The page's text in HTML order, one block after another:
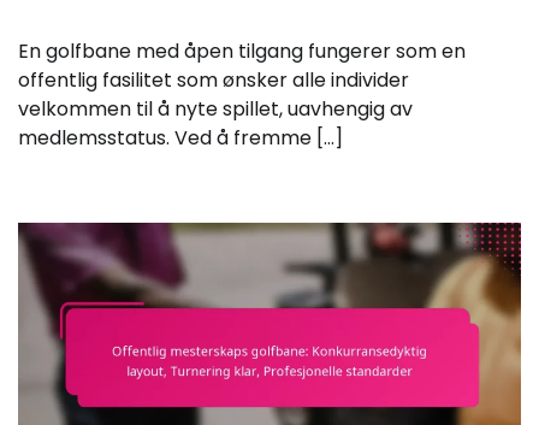
En golfbane med åpen tilgang fungerer som en
offentlig fasilitet som ønsker alle individer
velkommen til å nyte spillet, uavhengig av
medlemsstatus. Ved å fremme […]